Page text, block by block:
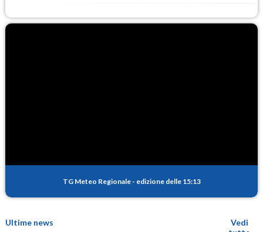
TG Meteo Regionale - edizione delle 15:13
Ultime news
Vedi